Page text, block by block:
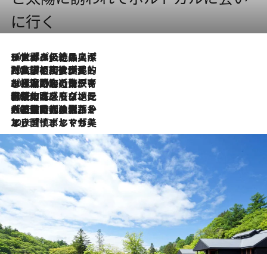
に行く
2026.8.8
リスボンの絶品スイーツ「パステル・デ・ナタ」とは？ポルトガル伝統の奥深い世界へ
2026.7.27
「私の祖国はポルトガル語です」国民的詩人フェルナンド・ペソアと、彼が愛した文学の街を歩く
2026.7.26
ポルトガル近海が育む極上の海の幸。キリリと冷えた白ワインと愉しむ、シーフード専門店の贅沢
2026.7.22
伝統の味をモダンに昇華。高感度な地元客が集う、リスボンの最旬ガストロノミー
2026.7.21
大航海時代の栄華から、震災、独裁、そして革命へ。ポルトガル・首都リスボンの石畳に刻まれた「歴史の光と影」
2026.7.13
エッセイ・ヤマザキマリ「慎ましくも美しき国 ポルトガル」